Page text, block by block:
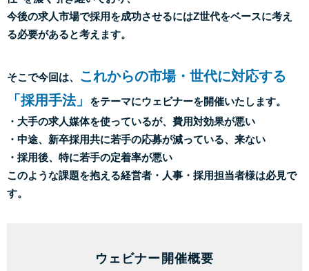
今後の求人市場で採用を成功させるにはZ世代をベースに考え
る必要があると考えます。
そこで今回は、
これからの市場・世代に対応する
「採用手法」
をテーマにウェビナーを開催いたします。
・大手の求人媒体を使っているが、費用対効果が悪い
・中途、新卒採用共に若手の応募が減っている、来ない
・採用後、特に若手の定着率が悪い
このような課題を抱える経営者・人事・採用担当者様は必見で
す。
ウェビナー開催概要